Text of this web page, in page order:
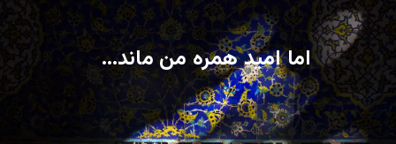
اما امید همره من ماند…